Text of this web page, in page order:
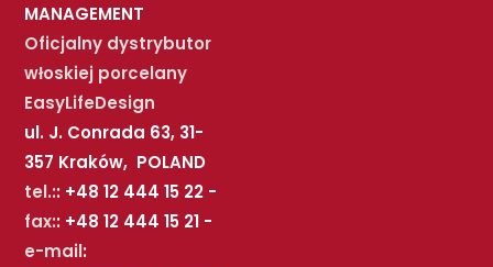
MANAGEMENT
Oficjalny dystrybutor
włoskiej porcelany
EasyLifeDesign
ul. J. Conrada 63, 31-
357 Kraków, POLAND
tel.:: +48 12 444 15 22 -
fax:: +48 12 444 15 21 -
e-mail: